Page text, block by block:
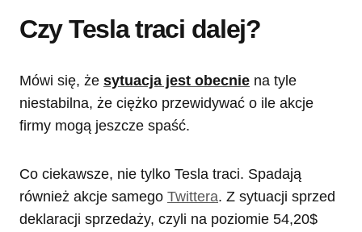
Czy Tesla traci dalej?
Mówi się, że sytuacja jest obecnie na tyle
niestabilna, że ciężko przewidywać o ile akcje
firmy mogą jeszcze spaść.
Co ciekawsze, nie tylko Tesla traci. Spadają
również akcje samego Twittera. Z sytuacji sprzed
deklaracji sprzedaży, czyli na poziomie 54,20$